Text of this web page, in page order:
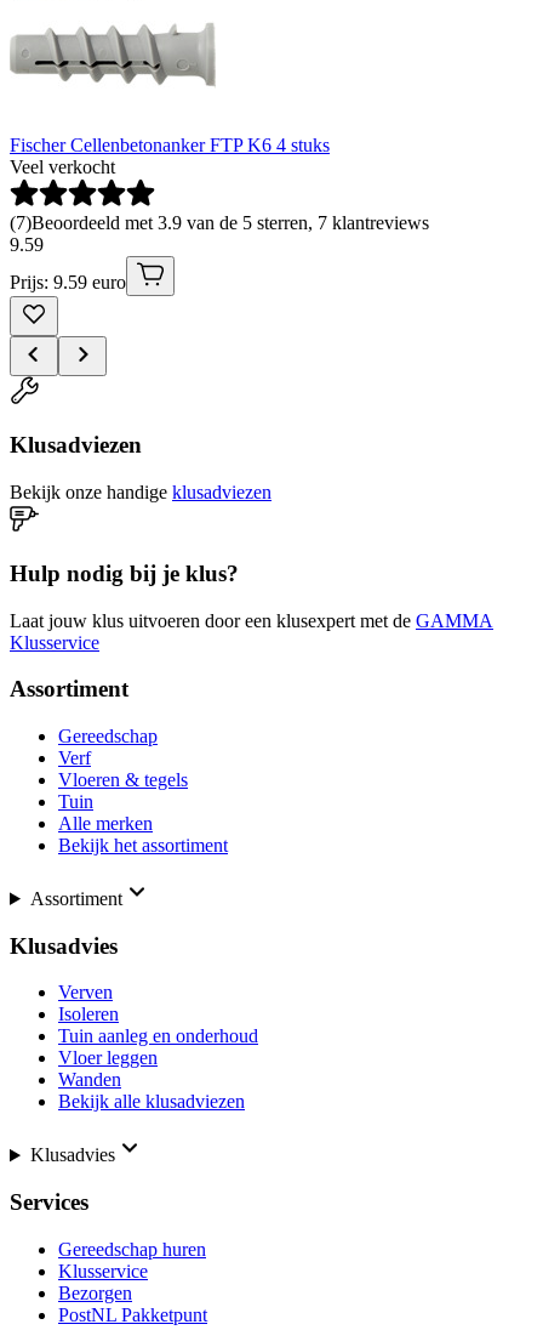
Fischer Cellenbetonanker FTP K6 4 stuks
Veel verkocht
(7)Beoordeeld met 3.9 van de 5 sterren, 7 klantreviews
9.59
Prijs: 9.59 euro
Klusadviezen
Bekijk onze handige klusadviezen
Hulp nodig bij je klus?
Laat jouw klus uitvoeren door een klusexpert met de GAMMA
Klusservice
Assortiment
Gereedschap
Verf
Vloeren & tegels
Tuin
Alle merken
Bekijk het assortiment
Assortiment
Klusadvies
Verven
Isoleren
Tuin aanleg en onderhoud
Vloer leggen
Wanden
Bekijk alle klusadviezen
Klusadvies
Services
Gereedschap huren
Klusservice
Bezorgen
PostNL Pakketpunt